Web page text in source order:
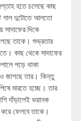
হতে চলেছে কাছ
গাল দুটোতে আলতো
সাদাফের দিকে
তাকে। শুভ্রতার
কাছ থেকে সাদাফের
পড়ে থাকা
জাগছে তার। কিন্তু
মারতে হচ্ছে। তার
দাঁড়ালেই ভয়ানক
ফেলবে তাকে।